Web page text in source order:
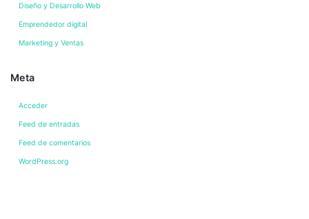
Diseño y Desarrollo Web
Emprendedor digital
Marketing y Ventas
Meta
Acceder
Feed de entradas
Feed de comentarios
WordPress.org